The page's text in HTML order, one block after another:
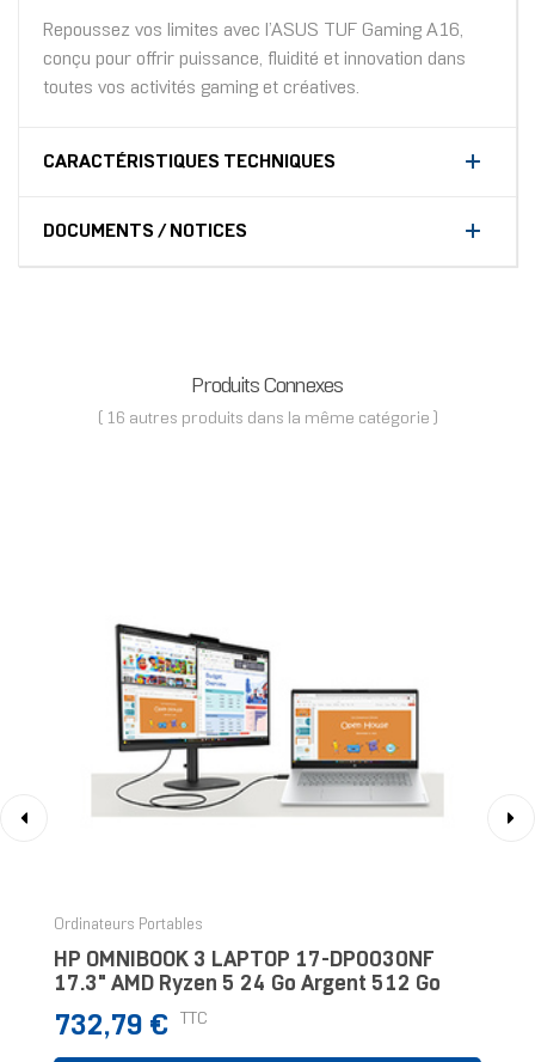
Repoussez vos limites avec l’ASUS TUF Gaming A16,
conçu pour offrir puissance, fluidité et innovation dans
toutes vos activités gaming et créatives.
CARACTÉRISTIQUES TECHNIQUES
DOCUMENTS / NOTICES
Produits Connexes
( 16 autres produits dans la même catégorie )
Ordinateurs Portables
HP OMNIBOOK 3 LAPTOP 17-DP0030NF
17.3" AMD Ryzen 5 24 Go Argent 512 Go
Prix
732,79 € TTC